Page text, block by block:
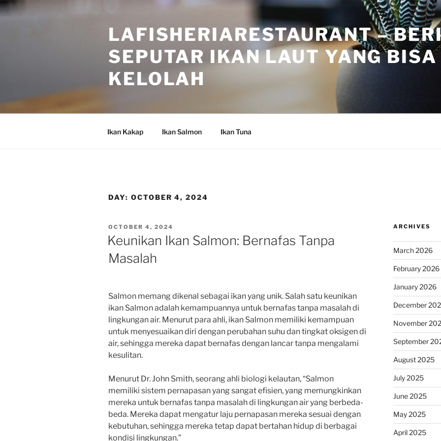
Skip
to
LAFISHERIARESTAURANT –
SEPUTAR IKAN LAUT YANG
KELOLAH
Ikan Kakap Ikan Salmon Ikan Tuna
DAY: OCTOBER 4, 2024
POSTED
ON
OCTOBER 4, 2024
Keunikan Ikan Salmon: Bernafas Tanpa
Masalah
Salmon memang dikenal sebagai ikan yang unik. Salah satu keunikan
ikan Salmon adalah kemampuannya untuk bernafas tanpa masalah di
lingkungan air. Menurut para ahli, ikan Salmon memiliki kemampuan
untuk menyesuaikan diri dengan perubahan suhu dan tingkat oksigen di
air, sehingga mereka dapat bernafas dengan lancar tanpa mengalami
kesulitan.
Menurut Dr. John Smith, seorang ahli biologi kelautan, “Salmon
memiliki sistem pernapasan yang sangat efisien, yang memungkinkan
mereka untuk bernafas tanpa masalah di lingkungan air yang berbeda-
beda. Mereka dapat mengatur laju pernapasan mereka sesuai dengan
kebutuhan, sehingga mereka tetap dapat bertahan hidup di berbagai
kondisi lingkungan.”
ARCHIVES
March 2026
February 2026
January 2026
December
November
September
August 2025
July 2025
June 2025
May 2025
April 2025